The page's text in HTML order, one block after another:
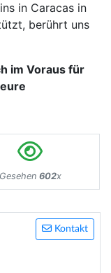
in Caracas in
berührt uns
im Voraus für
Gesehen 602x
Kontakt